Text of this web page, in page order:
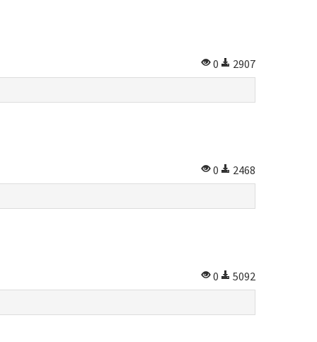
0
2907
0
2468
0
5092